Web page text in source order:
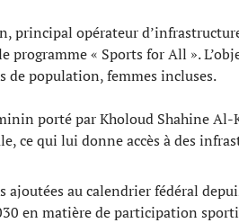
principal opérateur
programme « Sports for All ».
de population, femmes incluses.
porté par Kholoud Shahine
ce qui lui donne accès à des
ajoutées au calendrier fédéral
en matière de participation